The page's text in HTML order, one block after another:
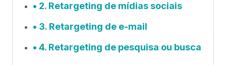
2. Retargeting de mídias sociais
3. Retargeting de e-mail
4. Retargeting de pesquisa ou busca